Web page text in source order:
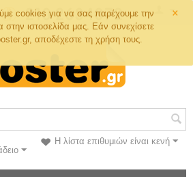
×
cookies για να σας παρέχουμε την
στην ιστοσελίδα μας. Εάν συνεχίσετε
αποδέχεστε τη χρήση τους.
Η λίστα επιθυμιών είναι κενή